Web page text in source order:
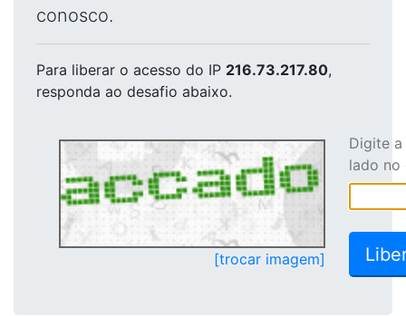
conosco.
Para liberar o acesso do IP 216.73.217.80,
responda ao desafio abaixo.
[trocar imagem]
Digite
lado no